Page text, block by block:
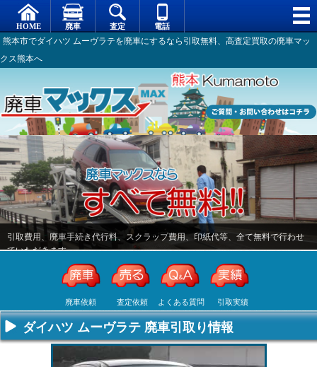
熊本市でダイハツ ムーヴラテを廃車にするなら引取無料、高査定買取の廃車マッ
クス熊本へ
廃車依頼
不要になった
車の廃車手続
す。
査定依頼
専門スタッフ
がしっかりと
査定いたしま
す。
よくある質問
廃車全般に関
するよくある
します。
引取実績
廃車で引取っ
た車や下取り
ダイハツ ムーヴラテ 廃車引取り情報